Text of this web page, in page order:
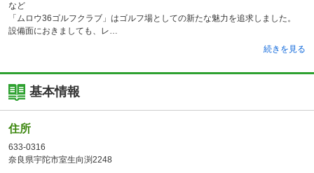
など
「ムロウ36ゴルフクラブ」はゴルフ場としての新たな魅力を追求しました。
設備面におきましても、レ
続きを見る
基本情報
住所
633-0316
奈良県宇陀市室生向渕2248